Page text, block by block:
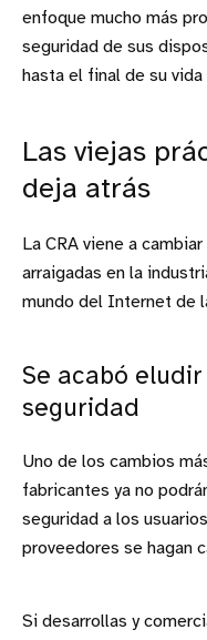
enfoque mucho más
seguridad de sus
hasta el final de su
Las viejas
deja atrás
La CRA viene a
arraigadas en la
mundo del Internet de
Se acabó
seguridad
Uno de los cambios
fabricantes ya no
seguridad a los
proveedores se hagan
Si desarrollas y